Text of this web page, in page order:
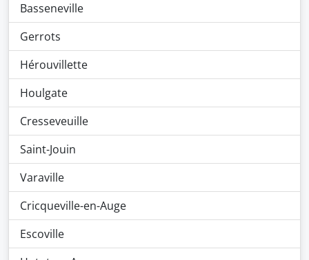
Basseneville
Gerrots
Hérouvillette
Houlgate
Cresseveuille
Saint-Jouin
Varaville
Cricqueville-en-Auge
Escoville